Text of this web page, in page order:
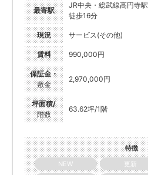
最寄駅
JR中央・総武線高円寺駅
徒歩16分
現況 サービス(その他)
賃料 990,000円
保証金・
敷金
2,970,000円
坪面積/
階数
63.62坪/1階
特徴
NEW
更新